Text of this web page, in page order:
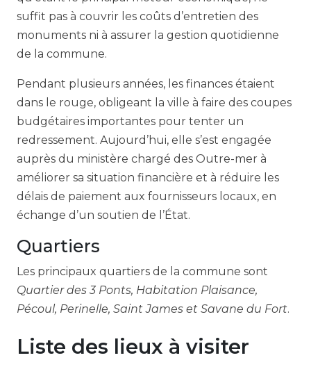
suffit pas à couvrir les coûts d’entretien des
monuments ni à assurer la gestion quotidienne
de la commune.
Pendant plusieurs années, les finances étaient
dans le rouge, obligeant la ville à faire des coupes
budgétaires importantes pour tenter un
redressement. Aujourd’hui, elle s’est engagée
auprès du ministère chargé des Outre-mer à
améliorer sa situation financière et à réduire les
délais de paiement aux fournisseurs locaux, en
échange d’un soutien de l’État.
Quartiers
Les principaux quartiers de la commune sont
Quartier des 3 Ponts, Habitation Plaisance,
Pécoul, Perinelle, Saint James et Savane du Fort.
Liste des lieux à visiter